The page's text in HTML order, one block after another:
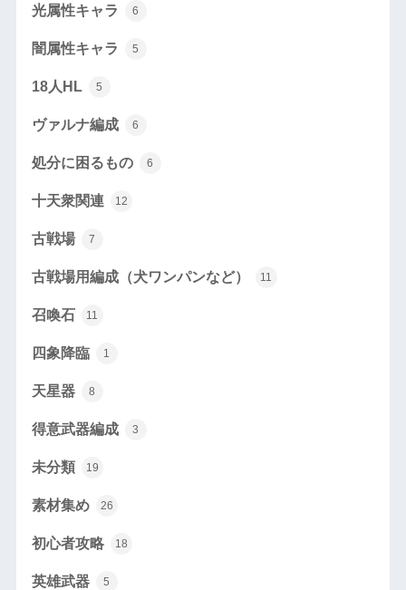
光属性キャラ 6
闇属性キャラ 5
18人HL 5
ヴァルナ編成 6
処分に困るもの 6
十天衆関連 12
古戦場 7
古戦場用編成（犬ワンパンなど） 11
召喚石 11
四象降臨 1
天星器 8
得意武器編成 3
未分類 19
素材集め 26
初心者攻略 18
英雄武器 5